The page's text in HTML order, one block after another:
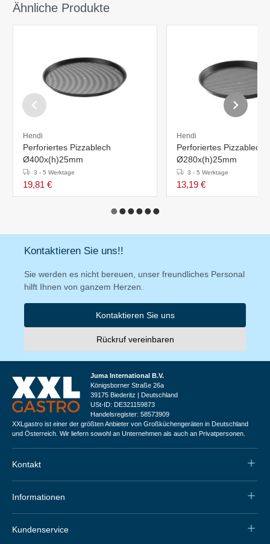
Ähnliche Produkte
Hendi
Perforiertes Pizzablech
Ø400x(h)25mm
3 - 5 Werktage
19,81 €
Hendi
Perforiertes Pizzablech
Ø280x(h)25mm
3 - 5 Werktage
13,19 €
Kontaktieren Sie uns!!
Sie werden es nicht bereuen, unser freundliches Personal
hilft Ihnen von ganzem Herzen.
Kontaktieren Sie uns
Rückruf vereinbaren
Juma International B.V.
Königsborner Straße 26a
39175 Biederitz | Deutschland
USt-ID: DE321159873
Handelsregister: 58573909
XXLgastro ist einer der größten Anbieter von Großküchengeräten in Deutschland
und Österreich. Wir liefern sowohl an Unternehmen als auch an Privatpersonen.
Kontakt
Informationen
Kundenservice